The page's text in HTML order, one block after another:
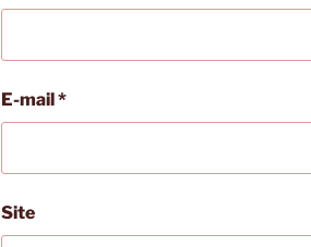
E-mail*
Site